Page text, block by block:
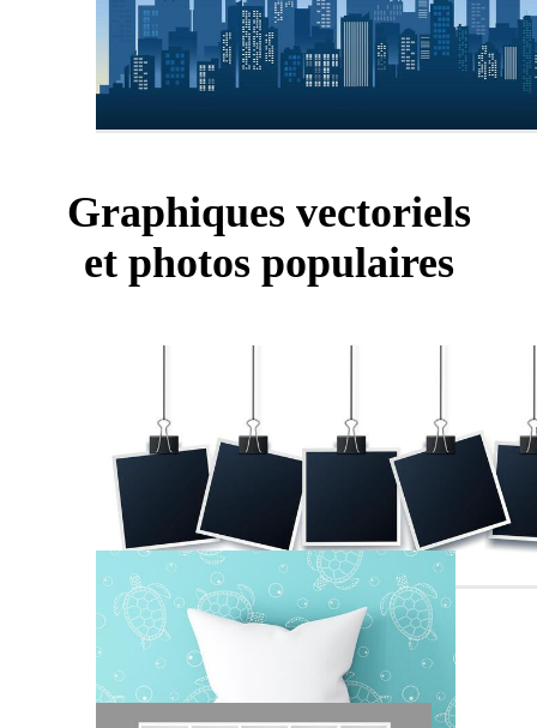
Graphiques vectoriels
et photos populaires